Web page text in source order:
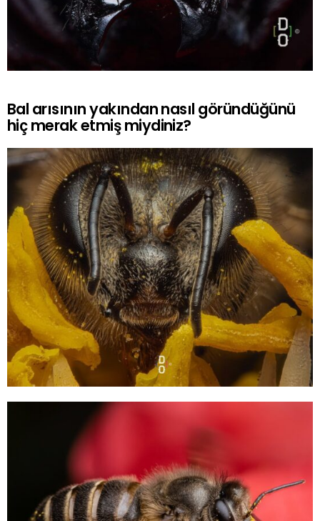
Bal arısının yakından nasıl göründüğünü
hiç merak etmiş miydiniz?